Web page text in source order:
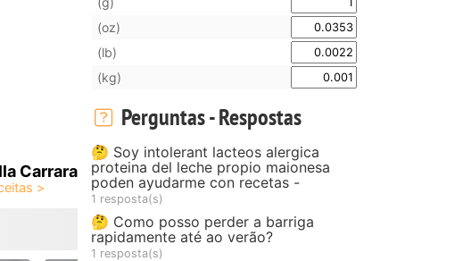
Carrara
(oz)
(lb)
(kg)
Perguntas - Respostas
🤔 Soy intolerant lacteos alergica
proteina del leche propio maionesa
poden ayudarme con recetas -
1 resposta(s)
🤔 Como posso perder a barriga
rapidamente até ao verão?
1 resposta(s)